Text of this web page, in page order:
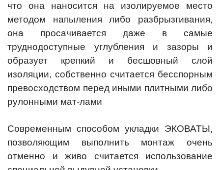
что она наносится на изолируемое место
методом напыления либо разбрызгивания,
она просачивается даже в самые
труднодоступные углубления и зазоры и
образует крепкий и бесшовный слой
изоляции, собственно считается бесспорным
превосходством перед иными плитными либо
рулонными мат-лами
Современным способом укладки ЭКОВАТЫ,
позволяющим выполнить монтаж очень
отменно и живо считается использование